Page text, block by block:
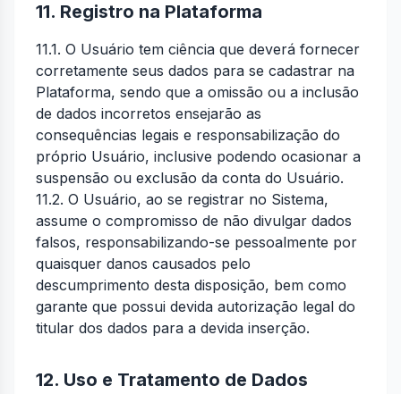
11. Registro na Plataforma
11.1. O Usuário tem ciência que deverá fornecer
corretamente seus dados para se cadastrar na
Plataforma, sendo que a omissão ou a inclusão
de dados incorretos ensejarão as
consequências legais e responsabilização do
próprio Usuário, inclusive podendo ocasionar a
suspensão ou exclusão da conta do Usuário.
11.2. O Usuário, ao se registrar no Sistema,
assume o compromisso de não divulgar dados
falsos, responsabilizando-se pessoalmente por
quaisquer danos causados pelo
descumprimento desta disposição, bem como
garante que possui devida autorização legal do
titular dos dados para a devida inserção.
12. Uso e Tratamento de Dados